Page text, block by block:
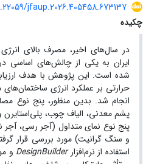
jfaup.2026.405458.673137
چکیده
در سال‌های اخیر، مصرف بالای
ایران به یکی از چالش‌های اساسی
شده است. این پژوهش با هدف
حرارتی بر عملکرد انرژی
انجام شد. بدین منظور، پنج نوع
پشم معدنی، الیاف چوب، پلی‌استایرن
پنج نوع نمای متداول (آجر رسی، آجر
و سنگ گرانیت) مورد بررسی قرار
استفاده از نرم‌افزارDesignBuilder و